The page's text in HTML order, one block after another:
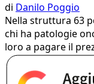
di Danilo Poggio
Nella struttura 63
chi ha patologie
loro a pagare il